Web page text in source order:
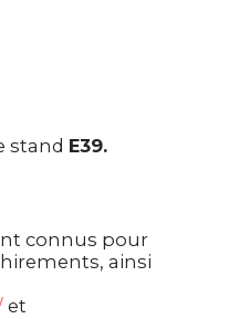
stand E39.
connus pour
ainsi
et